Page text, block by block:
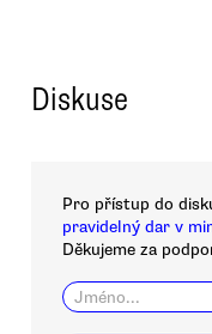
Diskuse
Pro přístup do
pravidelný dar v
Děkujeme za